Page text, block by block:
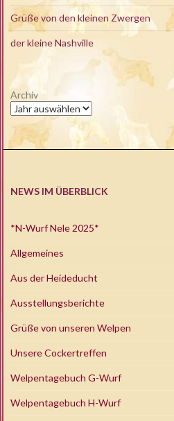
Grüße von den kleinen Zwergen
der kleine Nashville
Archiv
NEWS IM ÜBERBLICK
*N-Wurf Nele 2025*
Allgemeines
Aus der Heideducht
Ausstellungsberichte
Grüße von unseren Welpen
Unsere Cockertreffen
Welpentagebuch G-Wurf
Welpentagebuch H-Wurf